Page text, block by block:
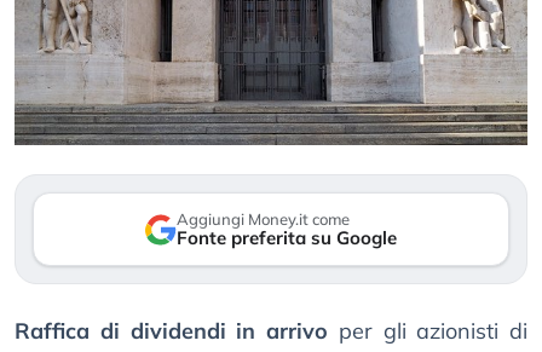
Aggiungi Money.it come
Fonte preferita su Google
Raffica di dividendi in arrivo per gli azionisti di